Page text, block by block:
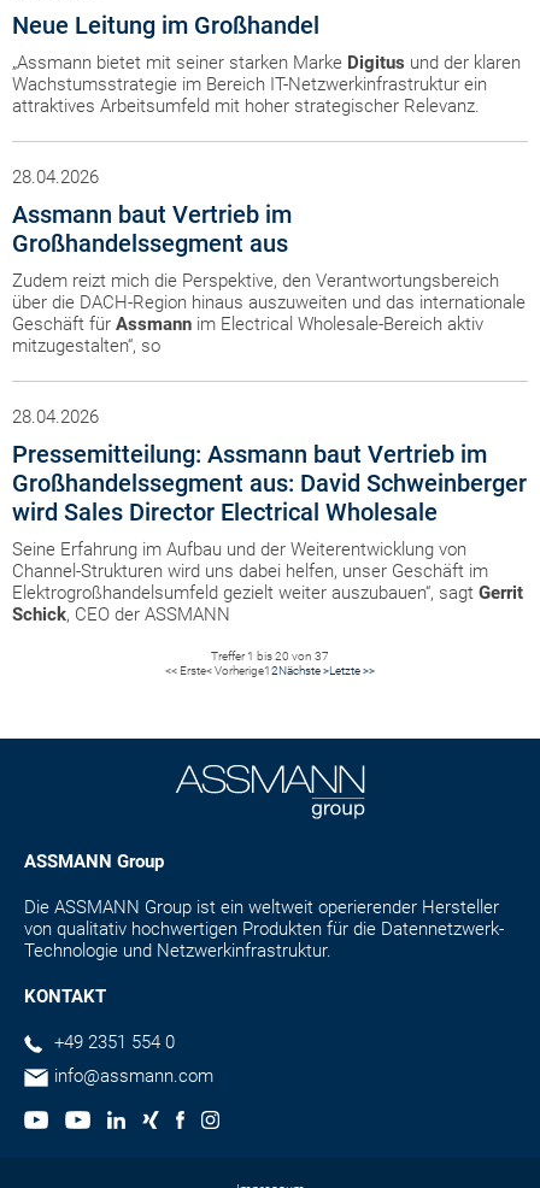
Neue Leitung im Großhandel
„Assmann bietet mit seiner starken Marke Digitus und der klaren
Wachstumsstrategie im Bereich IT-Netzwerkinfrastruktur ein
attraktives Arbeitsumfeld mit hoher strategischer Relevanz.
28.04.2026
Assmann baut Vertrieb im
Großhandelssegment aus
Zudem reizt mich die Perspektive, den Verantwortungsbereich
über die DACH-Region hinaus auszuweiten und das internationale
Geschäft für Assmann im Electrical Wholesale-Bereich aktiv
mitzugestalten“, so
28.04.2026
Pressemitteilung: Assmann baut Vertrieb im
Großhandelssegment aus: David Schweinberger
wird Sales Director Electrical Wholesale
Seine Erfahrung im Aufbau und der Weiterentwicklung von
Channel-Strukturen wird uns dabei helfen, unser Geschäft im
Elektrogroßhandelsumfeld gezielt weiter auszubauen“, sagt Gerrit
Schick, CEO der ASSMANN
Treffer 1 bis 20 von 37
<< Erste< Vorherige12Nächste >Letzte >>
ASSMANN Group
Die ASSMANN Group ist ein weltweit operierender Hersteller
von qualitativ hochwertigen Produkten für die Datennetzwerk-
Technologie und Netzwerkinfrastruktur.
KONTAKT
+49 2351 554 0
info@assmann.com